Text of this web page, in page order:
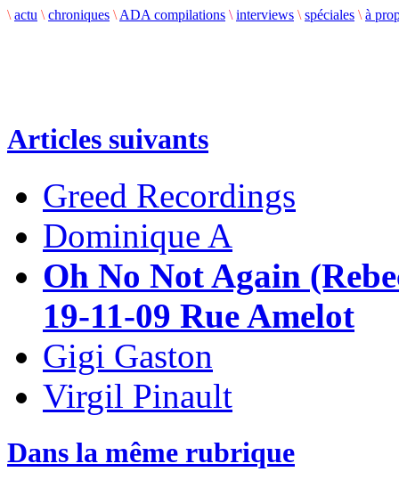
\ actu \ chroniques \ ADA compilations \ interviews \ spéciales \ à
Articles suivants
Greed Recordings
Dominique A
Oh No Not Again
19-11-09 Rue Amelot
Gigi Gaston
Virgil Pinault
Dans la même rubrique